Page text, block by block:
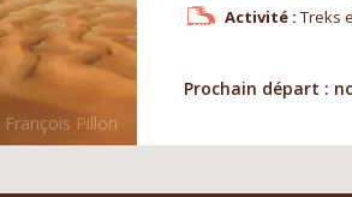
Activité : Treks
Prochain départ :